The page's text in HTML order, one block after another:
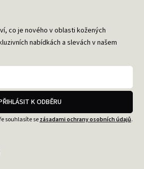
co je nového v oblasti kožených
nabídkách a slevách v našem
K ODBĚRU
souhlasíte sezásadami ochrany osobních údajů.